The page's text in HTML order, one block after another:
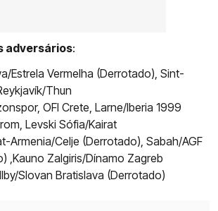
adversários:
Estrela Vermelha (Derrotado), Sint-
Thun
OFI Crete, Larne/Iberia 1999
Levski Sófia/Kairat
Armenia/Celje (Derrotado), Sabah/AGF
,Kauno Zalgiris/Dínamo Zagreb
Slovan Bratislava (Derrotado)